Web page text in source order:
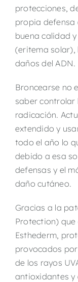
protecciones,
propia defensa
buena calidad
(eritema solar),
daños del ADN.
Broncearse no
saber controlar
radicación.
extendido y
todo el año lo
debido a esa
defensas y el
daño cutáneo.
Gracias a la
Protection)
Esthederm,
provocados
de los rayos
antioxidantes y